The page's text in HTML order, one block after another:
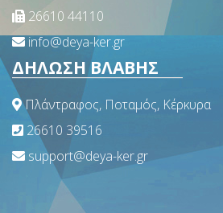
26610 44110
info@deya-ker.gr
ΔΗΛΩΣΗ ΒΛΑΒΗΣ
Πλάντραφος, Ποταμός, Κέρκυρα
26610 39516
support@deya-ker.gr